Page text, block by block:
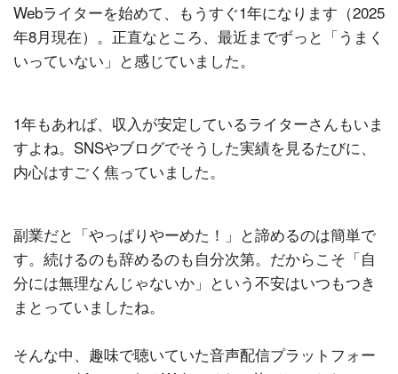
Webライターを始めて、もうすぐ1年になります（2025
年8月現在）。正直なところ、最近までずっと「うまく
いっていない」と感じていました。
1年もあれば、収入が安定しているライターさんもいま
すよね。SNSやブログでそうした実績を見るたびに、
内心はすごく焦っていました。
副業だと「やっぱりやーめた！」と諦めるのは簡単で
す。続けるのも辞めるのも自分次第。だからこそ「自
分には無理なんじゃないか」という不安はいつもつき
まとっていましたね。
そんな中、趣味で聴いていた音声配信プラットフォー